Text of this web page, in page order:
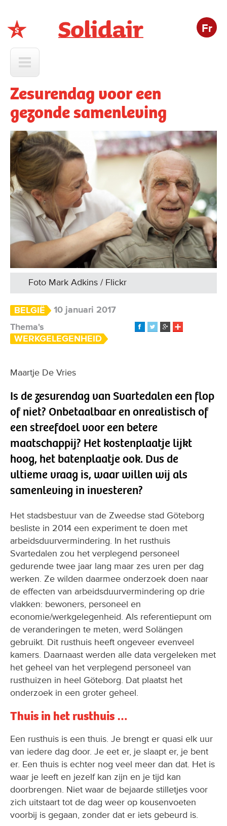
Fr
Zesurendag voor een
gezonde samenleving
Foto Mark Adkins / Flickr
BELGIË
10 januari 2017
Thema's
WERKGELEGENHEID
Maartje De Vries
Is de zesurendag van Svartedalen een flop
of niet? Onbetaalbaar en onrealistisch of
een streefdoel voor een betere
maatschappij? Het kostenplaatje lijkt
hoog, het batenplaatje ook. Dus de
ultieme vraag is, waar willen wij als
samenleving in investeren?
Het stadsbestuur van de Zweedse stad Göteborg
besliste in 2014 een experiment te doen met
arbeidsduurvermindering. In het rusthuis
Svartedalen zou het verplegend personeel
gedurende twee jaar lang maar zes uren per dag
werken. Ze wilden daarmee onderzoek doen naar
de effecten van arbeidsduurvermindering op drie
vlakken: bewoners, personeel en
economie/werkgelegenheid. Als referentiepunt om
de veranderingen te meten, werd Solängen
gebruikt. Dit rusthuis heeft ongeveer evenveel
kamers. Daarnaast werden alle data vergeleken met
het geheel van het verplegend personeel van
rusthuizen in heel Göteborg. Dat plaatst het
onderzoek in een groter geheel.
Thuis in het rusthuis …
Een rusthuis is een thuis. Je brengt er quasi elk uur
van iedere dag door. Je eet er, je slaapt er, je bent
er. Een thuis is echter nog veel meer dan dat. Het is
waar je leeft en jezelf kan zijn en je tijd kan
doorbrengen. Niet waar de bejaarde stilletjes voor
zich uitstaart tot de dag weer op kousenvoeten
voorbij is gegaan, zonder dat er iets gebeurd is.